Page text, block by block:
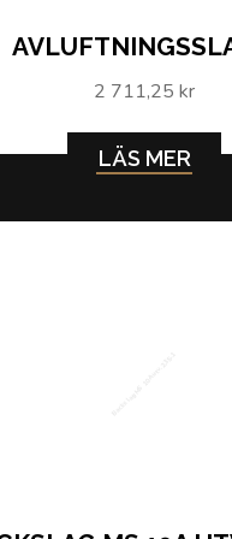
2 711,25 kr
LÄS MER